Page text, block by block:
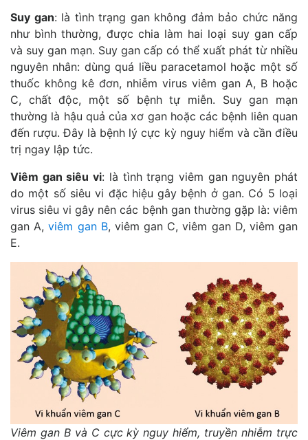
Suy gan: là tình trạng gan không đảm bảo chức năng
như bình thường, được chia làm hai loại suy gan cấp
và suy gan mạn. Suy gan cấp có thể xuất phát từ nhiều
nguyên nhân: dùng quá liều paracetamol hoặc một số
thuốc không kê đơn, nhiễm virus viêm gan A, B hoặc
C, chất độc, một số bệnh tự miễn. Suy gan mạn
thường là hậu quả của xơ gan hoặc các bệnh liên quan
đến rượu. Đây là bệnh lý cực kỳ nguy hiểm và cần điều
trị ngay lập tức.
Viêm gan siêu vi: là tình trạng viêm gan nguyên phát
do một số siêu vi đặc hiệu gây bệnh ở gan. Có 5 loại
virus siêu vi gây nên các bệnh gan thường gặp là: viêm
gan A,viêm gan B, viêm gan C, viêm gan D, viêm gan
E.
Viêm gan B và C cực kỳ nguy hiểm, truyền nhiễm trực